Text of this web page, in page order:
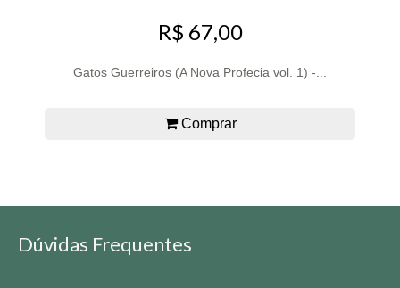
R$ 67,00
Gatos Guerreiros (A Nova Profecia vol. 1) -...
Comprar
Dúvidas Frequentes